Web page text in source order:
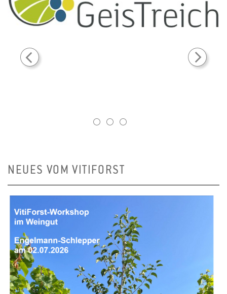
1 2 3
NEUES VOM VITIFORST